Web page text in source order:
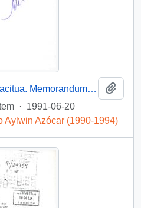
[Asesoría legal Alfonso Gacitua. Memorandum de Carlos Bascuñán, Jefe de Gabinete a Alfonso Gacitua]
· 1991-06-20
Aylwin Azócar (1990-1994)